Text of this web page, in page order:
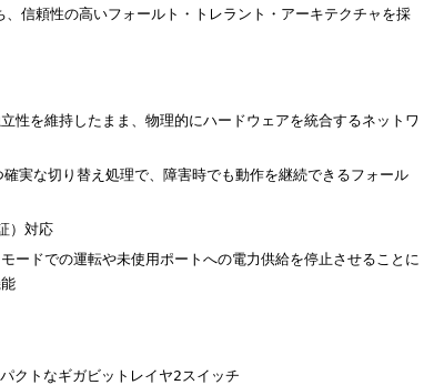
信頼性の高いフォールト・トレラント・アーキテクチャを採
性を維持したまま、物理的にハードウェアを統合するネットワ
実な切り替え処理で、障害時でも動作を継続できるフォール
）対応
ードでの運転や未使用ポートへの電力供給を停止させることに
クトなギガビットレイヤ2スイッチ